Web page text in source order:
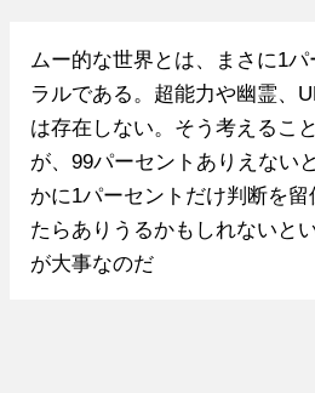
ムー的な世界とは、まさに1
ラルである。超能力や幽霊、
は存在しない。そう考えるこ
が、99パーセントありえない
かに1パーセントだけ判断を
たらありうるかもしれないと
が大事なのだ